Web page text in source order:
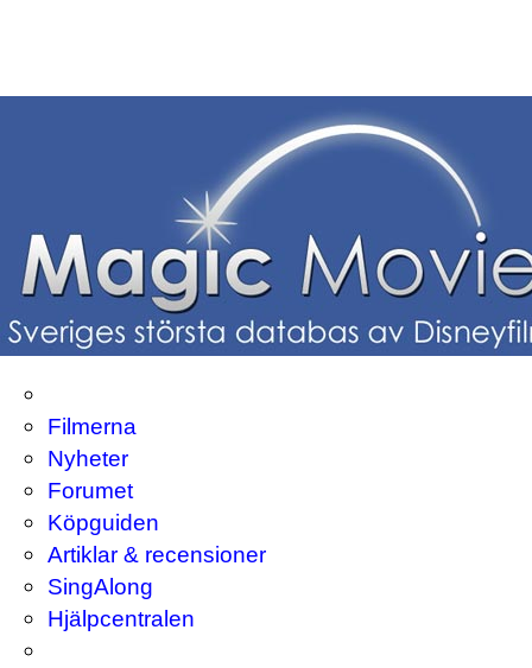
Filmerna
Nyheter
Forumet
Köpguiden
Artiklar & recensioner
SingAlong
Hjälpcentralen